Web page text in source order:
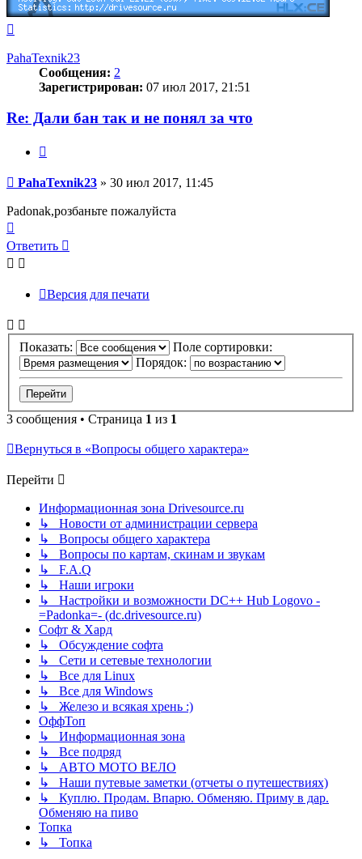
началу
PahaTexnik23
Сообщения: 2
Зарегистрирован: 07 июл 2017, 21:51
Re: Дали бан так и не понял за что
Сообщение
PahaTexnik23 » 30 июл 2017, 11:45
Padonak,розбаньте пожалуйста
к
началу
Ответить
Версия для печати
Показать:
Поле сортировки:
Порядок:
3 сообщения • Страница 1 из 1
Вернуться в «Вопросы общего характера»
Перейти
Информационная зона Drivesource.ru
↳ Новости от администрации сервера
↳ Вопросы общего характера
↳ Вопросы по картам, скинам и звукам
↳ F.A.Q
↳ Наши игроки
↳ Настройки и возможности DC++ Hub Logovo -
=Padonka=- (dc.drivesource.ru)
Софт & Хард
↳ Обсуждение софта
↳ Сети и сетевые технологии
↳ Все для Linux
↳ Все для Windows
↳ Железо и всякая хрень :)
ОффТоп
↳ Информационная зона
↳ Все подряд
↳ АВТО МОТО ВЕЛО
↳ Наши путевые заметки (отчеты о путешествиях)
↳ Куплю. Продам. Впарю. Обменяю. Приму в дар.
Обменяю на пиво
Топка
↳ Топка